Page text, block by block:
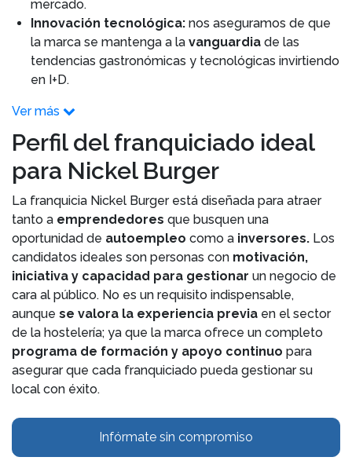
mercado.
Innovación tecnológica: nos aseguramos de que
la marca se mantenga a la vanguardia de las
tendencias gastronómicas y tecnológicas invirtiendo
en I+D.
Ver más
Perfil del franquiciado ideal
para Nickel Burger
La franquicia Nickel Burger está diseñada para atraer
tanto a emprendedores que busquen una
oportunidad de autoempleo como a inversores. Los
candidatos ideales son personas con motivación,
iniciativa y capacidad para gestionar un negocio de
cara al público. No es un requisito indispensable,
aunque se valora la experiencia previa en el sector
de la hostelería; ya que la marca ofrece un completo
programa de formación y apoyo continuo para
asegurar que cada franquiciado pueda gestionar su
local con éxito.
Infórmate sin compromiso